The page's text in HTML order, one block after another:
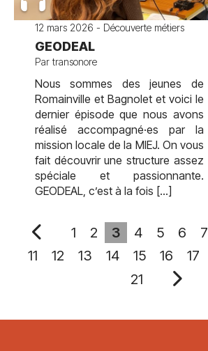
12 mars 2026 - Découverte métiers
GEODEAL
Par transonore
Nous sommes des jeunes de
Romainville et Bagnolet et voici le
dernier épisode que nous avons
réalisé accompagné·es par la
mission locale de la MIEJ. On vous
fait découvrir une structure assez
spéciale et passionnante.
GEODEAL, c’est à la fois […]
1 2 3 4 5 6 7
11
12 13 14 15 16 17
21